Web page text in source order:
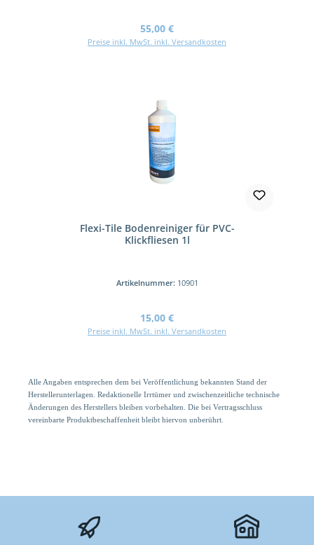
Regulärer Preis:
55,00 €
Preise inkl. MwSt. inkl. Versandkosten
Flexi-Tile Bodenreiniger für PVC-
Klickfliesen 1l
Artikelnummer: 10901
Regulärer Preis:
15,00 €
Preise inkl. MwSt. inkl. Versandkosten
Alle Angaben entsprechen dem bei Veröffentlichung bekannten Stand der
Herstellerunterlagen. Redaktionelle Irrtümer und zwischenzeitliche technische
Änderungen des Herstellers bleiben vorbehalten. Die bei Vertragsschluss
vereinbarte Produktbeschaffenheit bleibt hiervon unberührt.